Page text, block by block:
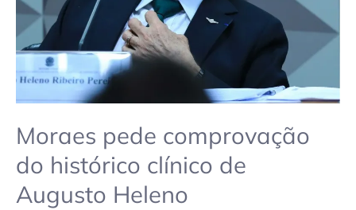
Moraes pede comprovação
do histórico clínico de
Augusto Heleno
Augusto
Heleno